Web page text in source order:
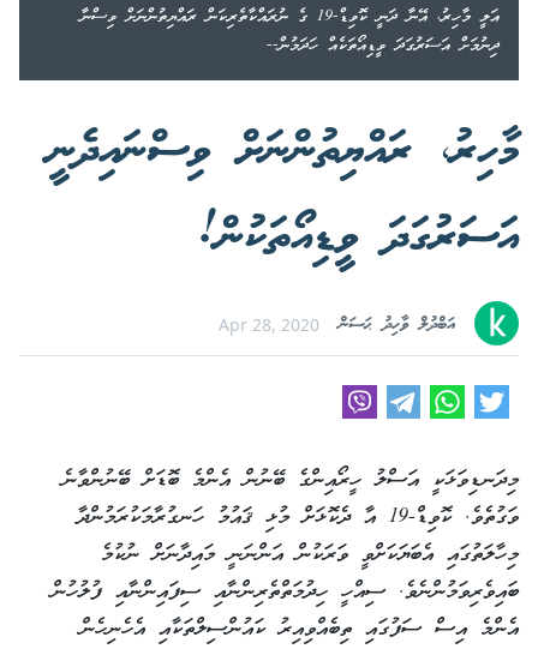
އަލީ މާހިރު، އޭނާ ދަނީ ކޮވިޑް-19 ގެ ނުރައްކާތެރިކަން ރައްޔިތުންނަށް ވިސްނާ
ދިނުމަށް އަސަރުގަދަ ވީޑިއޯތަކެއް ހަދަމުން--
މާހިރު، ރައްޔިތުންނަށް ވިސްނައިދެނީ
އަސަރުގަދަ ވީޑިއޯތަކުން!
އަބްދުލް ވާހިދު ޙަސަން Apr 28, 2020
މިދަނޑިވަޅަކީ އަސްލު ހީރޯއިންގެ ބޭނުން އެންމެ ބޮޑަށް ބޭނުންވާނެ
ވަގުތެވެ. ކޮވިޑް-19 އާ ދެކޮޅަށް މުޅި ޤައުމު ހަނގުރާމަކުރަމުންދާ
މިހާލަތުގައި އެބަޔަކަށްވީ ވަރަކުން އަންނަނީ މައިދާނަށް ނުކުމެ
ބައިވެރިވަމުންނެވެ. ސިއްހީ ހިދުމަތްތެރިންނާއި ސިފައިންނާއި ފުލުހުން
އެންމެ އިސް ސަފުގައި ތިބެއްވިއިރު ކައުންސިލްތަކާއި އެހެނިހެން